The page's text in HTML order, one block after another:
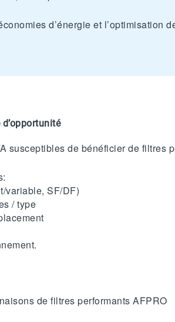
d’énergie et l’optimisation
susceptibles de bénéficier de filtres
variable, SF/DF)
/ type
de filtres performants AFPRO